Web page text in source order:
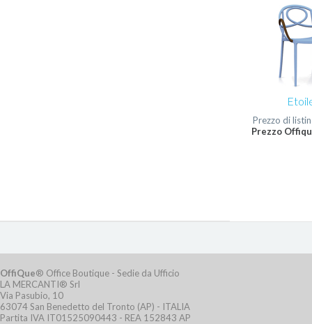
Prezzo di
Prezzo
OffiQue® Office Boutique - Sedie da Ufficio
LA MERCANTI® Srl
Via Pasubio, 10
63074 San Benedetto del Tronto (AP) - ITALIA
Partita IVA IT01525090443 - REA 152843 AP